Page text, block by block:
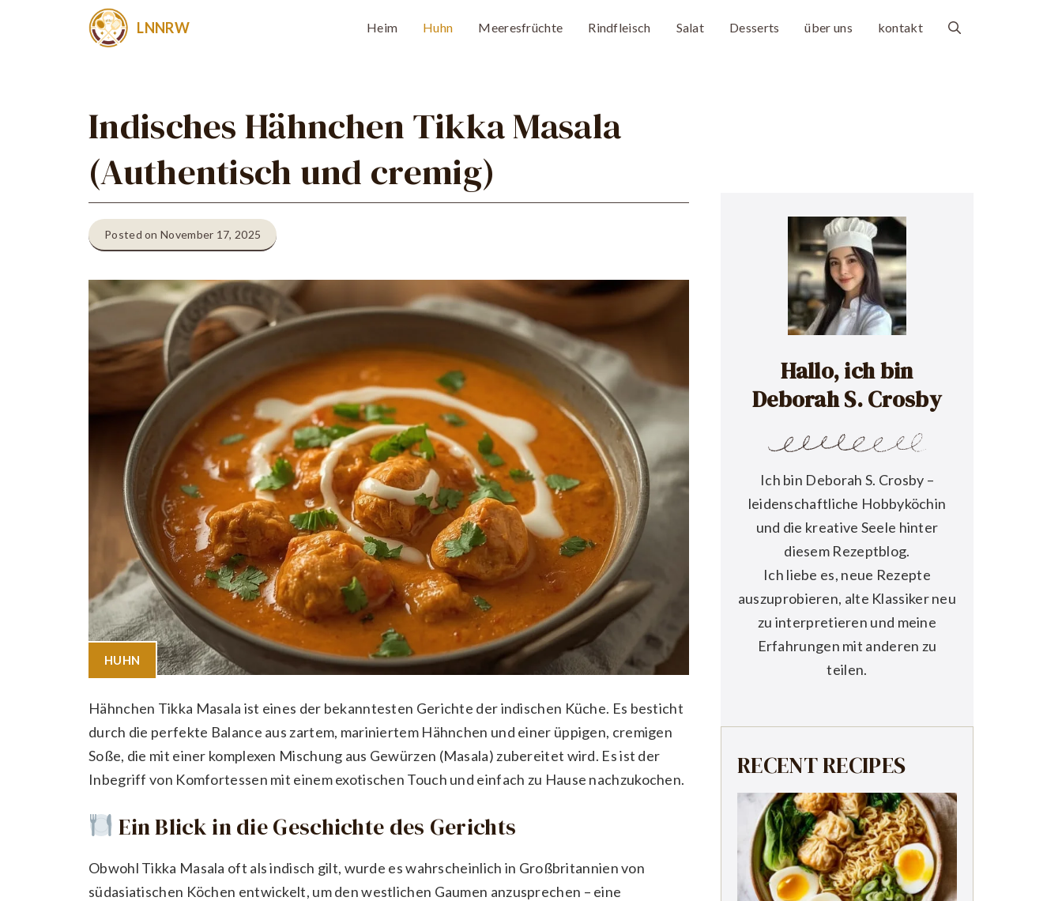
LNNRW Heim Huhn Meeresfrüchte Rindfleisch Salat Desserts über uns kontakt
Indisches Hähnchen Tikka Masala
(Authentisch und cremig)
Posted on November 17, 2025
HUHN
Hähnchen Tikka Masala ist eines der bekanntesten Gerichte der indischen Küche. Es besticht
durch die perfekte Balance aus zartem, mariniertem Hähnchen und einer üppigen, cremigen
Soße, die mit einer komplexen Mischung aus Gewürzen (Masala) zubereitet wird. Es ist der
Inbegriff von Komfortessen mit einem exotischen Touch und einfach zu Hause nachzukochen.
Ein Blick in die Geschichte des Gerichts
Obwohl Tikka Masala oft als indisch gilt, wurde es wahrscheinlich in Großbritannien von
südasiatischen Köchen entwickelt, um den westlichen Gaumen anzusprechen – eine
Hallo, ich bin
Deborah S. Crosby
Ich bin Deborah S. Crosby –
leidenschaftliche Hobbyköchin
und die kreative Seele hinter
diesem Rezeptblog.
Ich liebe es, neue Rezepte
auszuprobieren, alte Klassiker neu
zu interpretieren und meine
Erfahrungen mit anderen zu
teilen.
RECENT RECIPES